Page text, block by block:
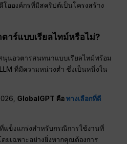
อองค์กรที่มีสคริปต์เป็นโครงสร้าง
าร์แบบเรียลไทม์หรือไม่?
นุนอวตารสนทนาแบบเรียลไทม์พร้อม
ที่มีความหน่วงต่ำ ซึ่งเป็นหนึ่งใน
GlobalGPT คือทางเลือกที่ดี
แข็งแกร่งสำหรับกรณีการใช้งานที่
ยเฉพาะอย่างยิ่งหากคุณต้องการ